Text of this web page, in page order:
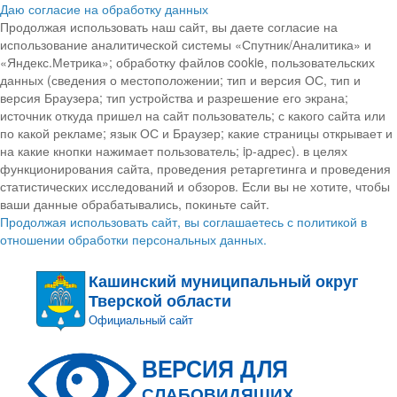
Даю согласие на обработку данных
Продолжая использовать наш сайт, вы даете согласие на
использование аналитической системы «Спутник/Аналитика» и
«Яндекс.Метрика»; обработку файлов cookie, пользовательских
данных (сведения о местоположении; тип и версия ОС, тип и
версия Браузера; тип устройства и разрешение его экрана;
источник откуда пришел на сайт пользователь; с какого сайта или
по какой рекламе; язык ОС и Браузер; какие страницы открывает и
на какие кнопки нажимает пользователь; ip-адрес). в целях
функционирования сайта, проведения ретаргетинга и проведения
статистических исследований и обзоров. Если вы не хотите, чтобы
ваши данные обрабатывались, покиньте сайт.
Продолжая использовать сайт, вы соглашаетесь с политикой в
отношении обработки персональных данных.